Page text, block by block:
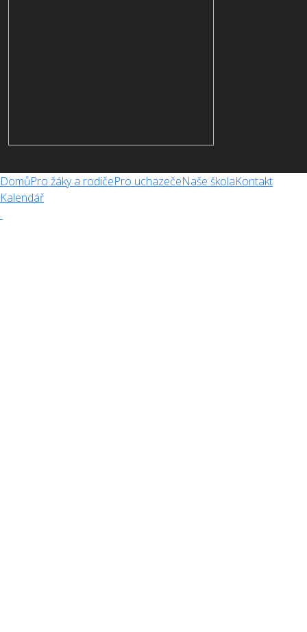
DomůPro žáky a rodičePro uchazečeNaše školaKontakt
Kalendář